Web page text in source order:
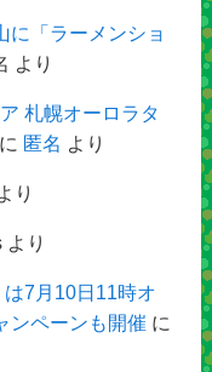
に「ラーメンショ
より
札幌オーロラタ
匿名 より
り
より
は7月10日11時オ
ンペーンも開催 に